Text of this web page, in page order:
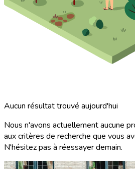
Aucun résultat trouvé aujourd'hui
Nous n'avons actuellement aucune
aux critères de recherche que vous
N'hésitez pas à réessayer demain.